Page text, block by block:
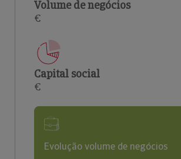
Volume de negócios
€
Capital social
€
Evolução volume de negócios